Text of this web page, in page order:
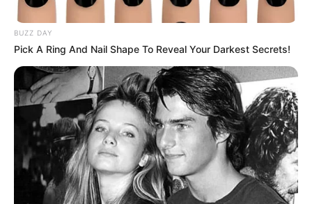
BUZZ DAY
Pick A Ring And Nail Shape To Reveal Your Darkest Secrets!